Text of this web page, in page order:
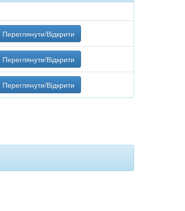
Переглянути/Відкрити
Переглянути/Відкрити
Переглянути/Відкрити